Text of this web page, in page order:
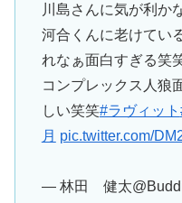
川島さんに気が利か
河合くんに老けてい
れなぁ面白すぎる笑
コンプレックス人狼
しい笑笑#ラヴィット
月 pic.twitter.com/
— 林田 健太